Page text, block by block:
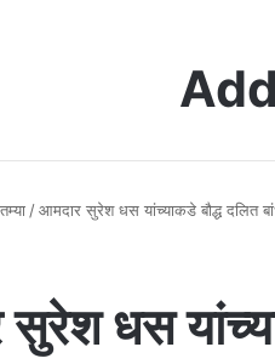
/आमदार सुरेश धस यांच्याकडे बौद्ध दलित
धस